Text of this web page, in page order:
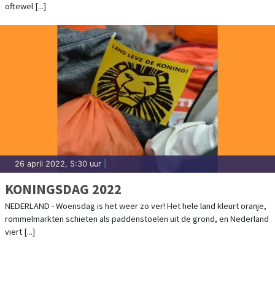
oftewel [...]
26 april 2022, 5:30 uur
KONINGSDAG 2022
NEDERLAND - Woensdag is het weer zo ver! Het hele land kleurt oranje,
rommelmarkten schieten als paddenstoelen uit de grond, en Nederland
viert [...]